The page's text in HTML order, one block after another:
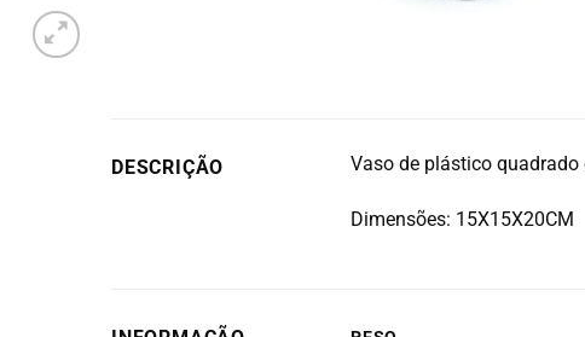
DESCRIÇÃO Vaso de plástico
Dimensões: 15X15X20CM